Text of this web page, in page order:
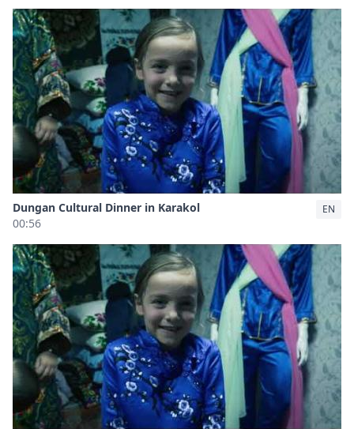
Dungan Cultural Dinner in Karakol
00:56
EN